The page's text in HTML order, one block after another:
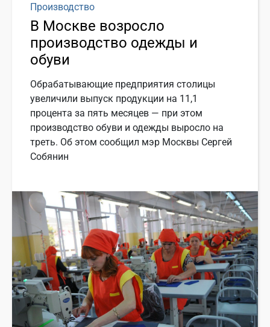
Производство
В Москве возросло
производство одежды и
обуви
Обрабатывающие предприятия столицы
увеличили выпуск продукции на 11,1
процента за пять месяцев — при этом
производство обуви и одежды выросло на
треть. Об этом сообщил мэр Москвы Сергей
Собянин